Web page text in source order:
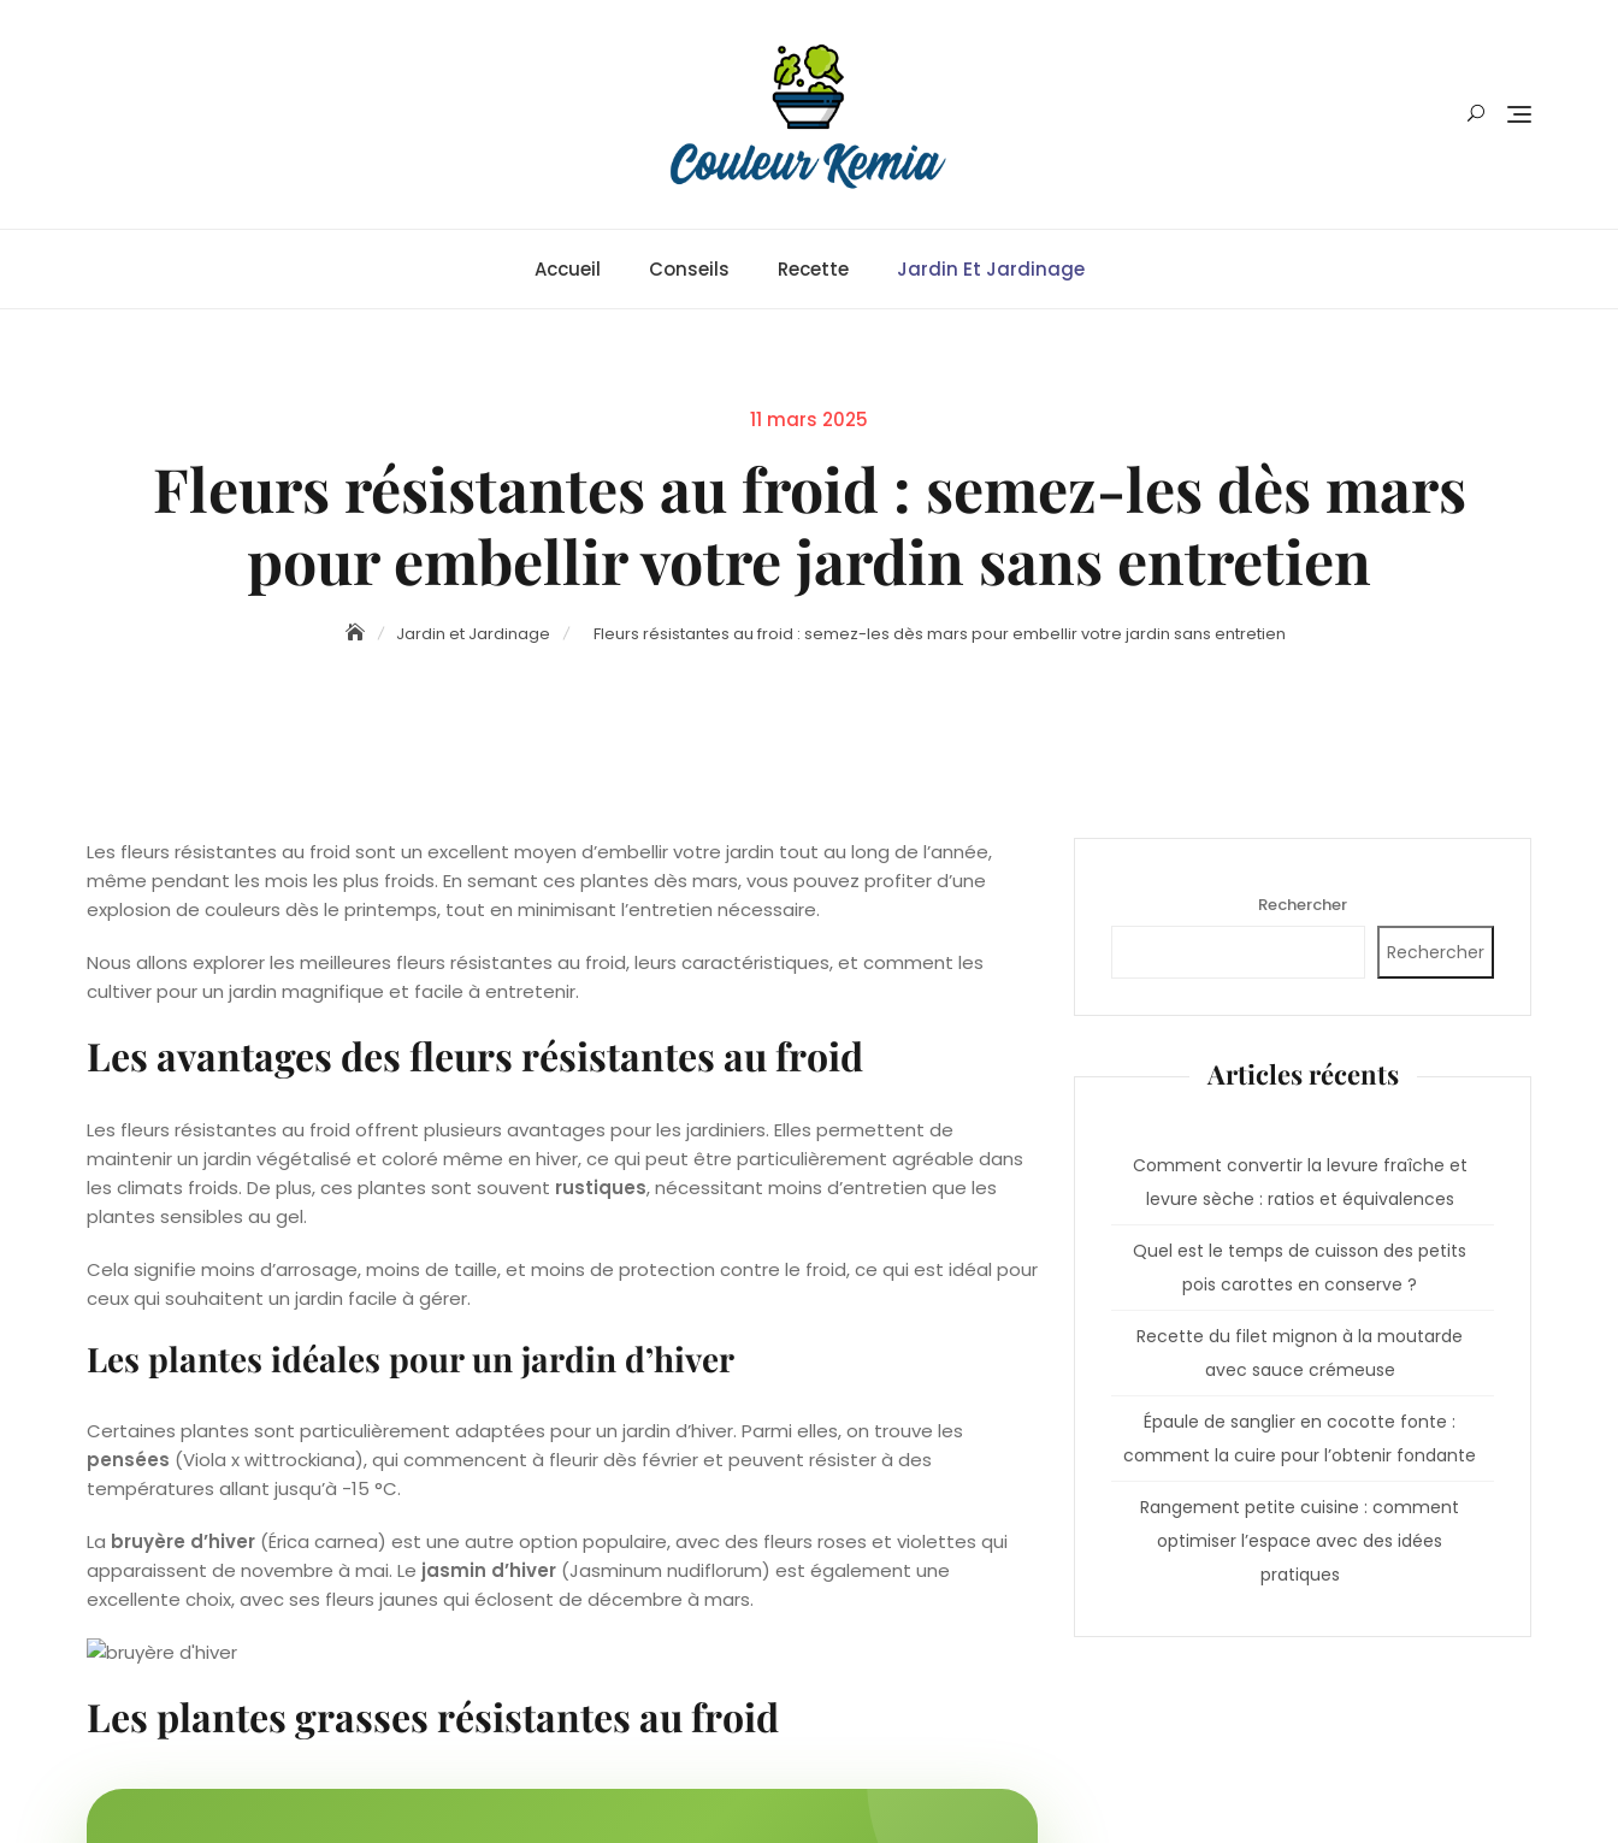
Accueil Conseils Recette Jardin Et Jardinage
Posted
11 mars 2025
Fleurs résistantes au froid : semez-les dès mars
pour embellir votre jardin sans entretien
Jardin et Jardinage Fleurs résistantes au froid : semez-les dès mars pour embellir votre jardin sans entretien
Les fleurs résistantes au froid sont un excellent moyen d’embellir votre jardin tout au long de l’année,
même pendant les mois les plus froids. En semant ces plantes dès mars, vous pouvez profiter d’une
explosion de couleurs dès le printemps, tout en minimisant l’entretien nécessaire.
Nous allons explorer les meilleures fleurs résistantes au froid, leurs caractéristiques, et comment les
cultiver pour un jardin magnifique et facile à entretenir.
Les avantages des fleurs résistantes au froid
Les fleurs résistantes au froid offrent plusieurs avantages pour les jardiniers. Elles permettent de
maintenir un jardin végétalisé et coloré même en hiver, ce qui peut être particulièrement agréable dans
les climats froids. De plus, ces plantes sont souvent rustiques, nécessitant moins d’entretien que les
plantes sensibles au gel.
Cela signifie moins d’arrosage, moins de taille, et moins de protection contre le froid, ce qui est idéal pour
ceux qui souhaitent un jardin facile à gérer.
Les plantes idéales pour un jardin d’hiver
Certaines plantes sont particulièrement adaptées pour un jardin d’hiver. Parmi elles, on trouve les
pensées (Viola x wittrockiana), qui commencent à fleurir dès février et peuvent résister à des
températures allant jusqu’à -15 °C.
La bruyère d’hiver (Érica carnea) est une autre option populaire, avec des fleurs roses et violettes qui
apparaissent de novembre à mai. Le jasmin d’hiver (Jasminum nudiflorum) est également une
excellente choix, avec ses fleurs jaunes qui éclosent de décembre à mars.
Les plantes grasses résistantes au froid
Rechercher
Rechercher
Articles récents
Comment convertir la levure fraîche et
levure sèche : ratios et équivalences
Quel est le temps de cuisson des petits
pois carottes en conserve ?
Recette du filet mignon à la moutarde
avec sauce crémeuse
Épaule de sanglier en cocotte fonte :
comment la cuire pour l’obtenir fondante
Rangement petite cuisine : comment
optimiser l’espace avec des idées
pratiques